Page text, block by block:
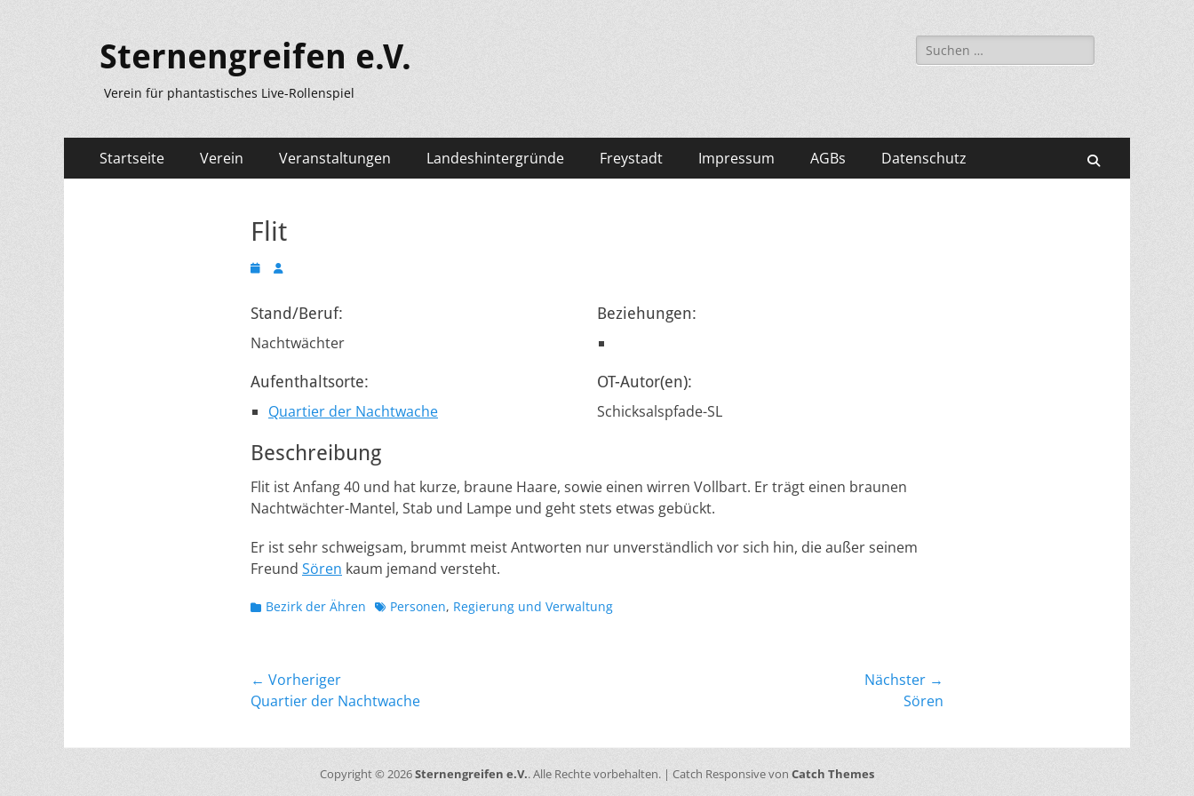
Sternengreifen e.V.
Verein für phantastisches Live-Rollenspiel
Suchen
nach:
Primäres
Menü
Inhalt
Startseite Verein Veranstaltungen Landeshintergründe Freystadt Impressum AGBs Datenschutz
Flit
Veröffentlicht
Autor
Stand/Beruf:
Nachtwächter
Aufenthaltsorte:
Quartier der Nachtwache
Beziehungen:
OT-Autor(en):
Schicksalspfade-SL
Beschreibung
Flit ist Anfang 40 und hat kurze, braune Haare, sowie einen wirren Vollbart. Er trägt einen braunen
Nachtwächter-Mantel, Stab und Lampe und geht stets etwas gebückt.
Er ist sehr schweigsam, brummt meist Antworten nur unverständlich vor sich hin, die außer seinem
Freund Sören kaum jemand versteht.
Kategorien
Bezirk der Ähren Schlagworte
Personen, Regierung und Verwaltung
Beitragsnavigation
← Vorheriger
Vorheriger
Quartier der Nachtwache
Nächster →
Sören
Copyright © 2026Sternengreifen e.V.. Alle Rechte vorbehalten. | Catch Responsive von Catch Themes